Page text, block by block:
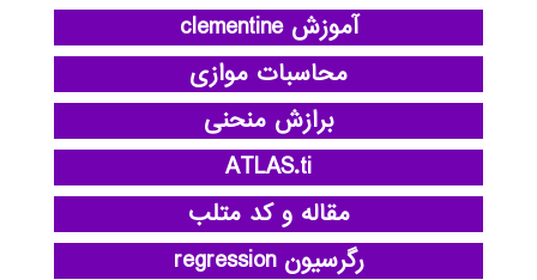
آموزش clementine
محاسبات موازی
برازش منحنی
ATLAS.ti
مقاله و کد متلب
رگرسیون regression